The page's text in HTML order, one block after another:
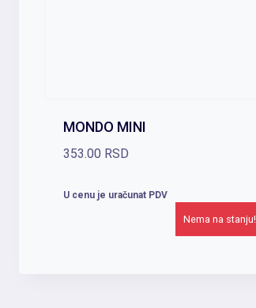
Nema na stanju!
MONDO MINI
353.00 RSD
U cenu je uračunat PDV